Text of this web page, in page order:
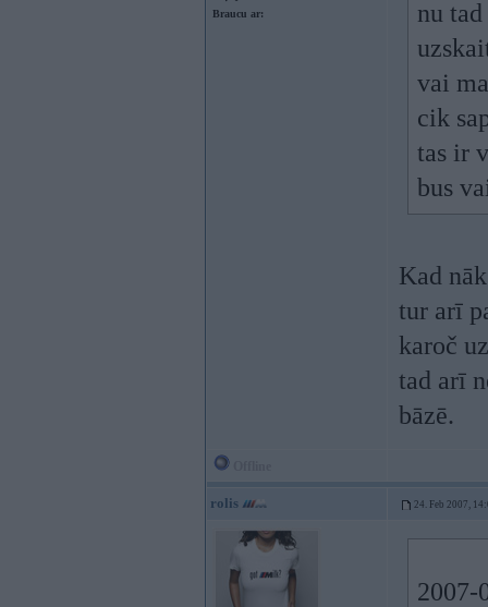
Braucu ar:
nu
vai
cik
tas ir
bus
Kad
tur arī
karoč
tad arī
bāzē.
rolis 24. Feb 2007,
2007-